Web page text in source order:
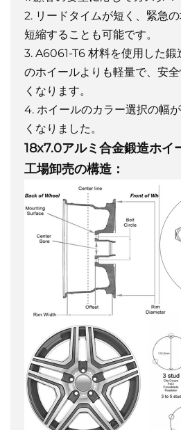
2. リードタイムが短く、緊急
短縮することも可能です。
3. A6061-T6 材料を使用した鍛
のホイールよりも軽量で、安
くなります。
4. ホイールのカラー選択の幅
くなりました。
18x7.0アルミ合金鍛造ホイ
工場卸売の構造：